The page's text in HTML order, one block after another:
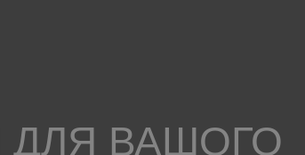
ДЛЯ ВАШОГО